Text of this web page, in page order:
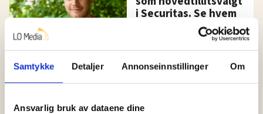
Samtykke Detaljer Annonseinnstillinger Om
Ansvarlig bruk av dataene dine
i Securitas. Se hvem
som tar over